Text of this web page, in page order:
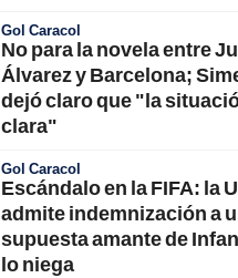
Gol Caracol
No para la novela entre
Álvarez y Barcelona;
dejó claro que "la
clara"
Gol Caracol
Escándalo en la FIFA: la
admite indemnización a
supuesta amante de
lo niega